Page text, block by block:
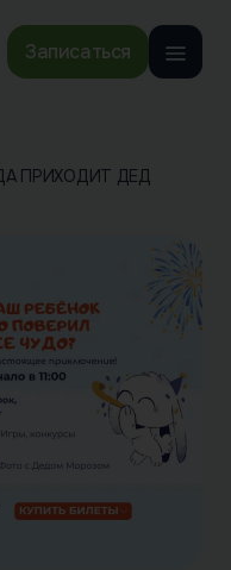
Записаться
ПРИХОДИТ ДЕД